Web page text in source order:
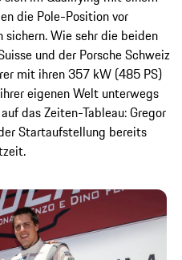
die Pole-Position vor
Wie sehr die beiden
und der Porsche Schweiz
mit ihren 357 kW (485 PS)
eigenen Welt unterwegs
das Zeiten-Tableau: Gregor
Startaufstellung bereits